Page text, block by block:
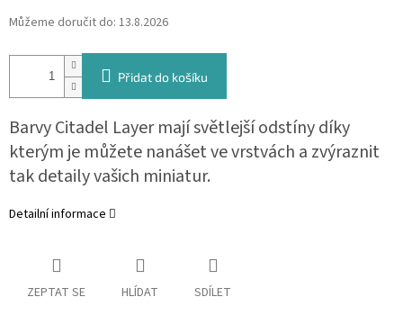
Můžeme doručit do: 13.8.2026
Přidat do košíku
Barvy Citadel Layer mají světlejší odstíny díky
kterým je můžete nanášet ve vrstvách a zvýraznit
tak detaily vašich miniatur.
Detailní informace
ZEPTAT SE HLÍDAT SDÍLET